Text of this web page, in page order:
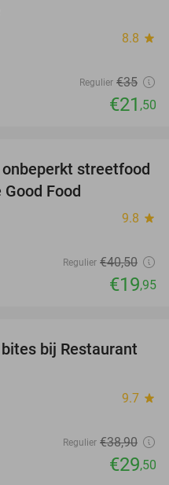
8.8 star
Regulier €35
€21 ,50
51%
streetfood
Food
9.8 star
Regulier €40,50
€19,95
24%
bij Restaurant
9.7 star
Regulier €38,90
€29,50